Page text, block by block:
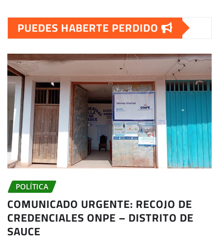
PUEDES HABERTE PERDIDO
POLÍTICA
COMUNICADO URGENTE: RECOJO DE
CREDENCIALES ONPE – DISTRITO DE
SAUCE